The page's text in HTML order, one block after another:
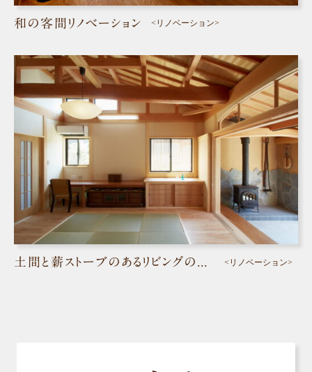
和の客間リノベーション <リノベーション>
<リノベーション>